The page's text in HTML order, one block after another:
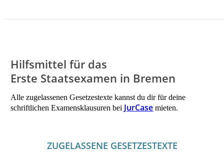
Hilfsmittel für das
Erste Staatsexamen in Bremen
Alle zugelassenen Gesetzestexte kannst du dir für deine
schriftlichen Examensklausuren bei JurCase mieten.
ZUGELASSENE GESETZESTEXTE